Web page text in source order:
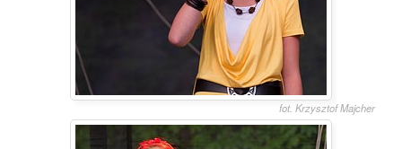
fot. Krzysztof Majcher